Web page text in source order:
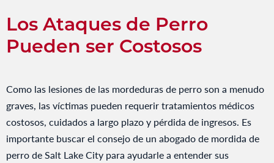
Los Ataques de Perro
Pueden ser Costosos
Como las lesiones de las mordeduras de perro son a menudo
graves, las víctimas pueden requerir tratamientos médicos
costosos, cuidados a largo plazo y pérdida de ingresos. Es
importante buscar el consejo de un abogado de mordida de
perro de Salt Lake City para ayudarle a entender sus